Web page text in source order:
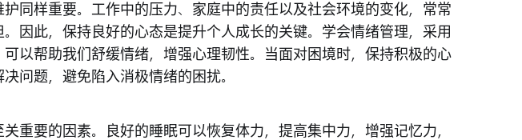
同样重要。工作中的压力、家庭中的责任以及社会环境的变化，常常
因此，保持良好的心态是提升个人成长的关键。学会情绪管理，采用
以帮助我们舒缓情绪，增强心理韧性。当面对困境时，保持积极的心
问题，避免陷入消极情绪的困扰。
重要的因素。良好的睡眠可以恢复体力，提高集中力，增强记忆力，